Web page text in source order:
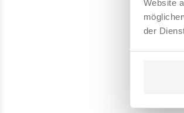
Website
der